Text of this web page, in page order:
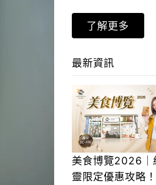
了解更多
最新資訊
美食博覽2026｜
靈限定優惠攻略